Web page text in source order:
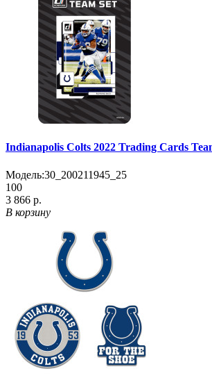
Indianapolis Colts 2022 Trading Cards
Модель:30_200211945_25
100
3 866 р.
В корзину